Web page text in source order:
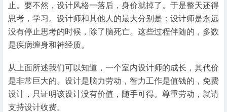
止。要不然，设计风格一落后，身价就掉了。于是整天还得
思考，学习。设计师和其他人的最大分别是：设计师是永远
没有停止思考的时候，除了脑死亡。这些过程伴随的，多数
是疾病缠身和神经质。
从上面所述我们可以知道，一个室内设计师的成长，其代价
是非常巨大的。设计是脑力劳动，智力工作是值钱的，免费
设计，只证明该设计没有价值，随手可得。尊重劳动，就请
支持设计收费。